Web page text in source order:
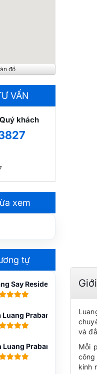
đồ
VẤN
khách
xem
tự
Say Residence
Prabang
Prabang
và
Mỗi
kinh